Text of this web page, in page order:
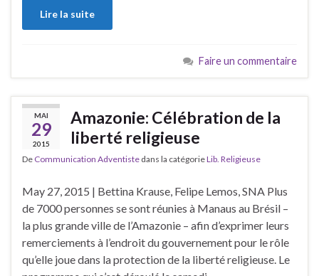
Lire la suite
Faire un commentaire
MAI
29
2015
Amazonie: Célébration de la
liberté religieuse
De Communication Adventiste dans la catégorieLib. Religieuse
May 27, 2015 | Bettina Krause, Felipe Lemos, SNA Plus
de 7000 personnes se sont réunies à Manaus au Brésil –
la plus grande ville de l’Amazonie – afin d’exprimer leurs
remerciements à l’endroit du gouvernement pour le rôle
qu’elle joue dans la protection de la liberté religieuse. Le